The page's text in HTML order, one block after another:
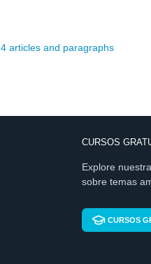
4 articles and paragraphs
CURSOS
Explore
sobre temas
CURSOS